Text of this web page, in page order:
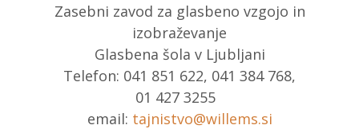
Zasebni zavod za glasbeno vzgojo in
izobraževanje
Glasbena šola v Ljubljani
Telefon: 041 851 622, 041 384 768,
01 427 3255
email: tajnistvo@willems.si